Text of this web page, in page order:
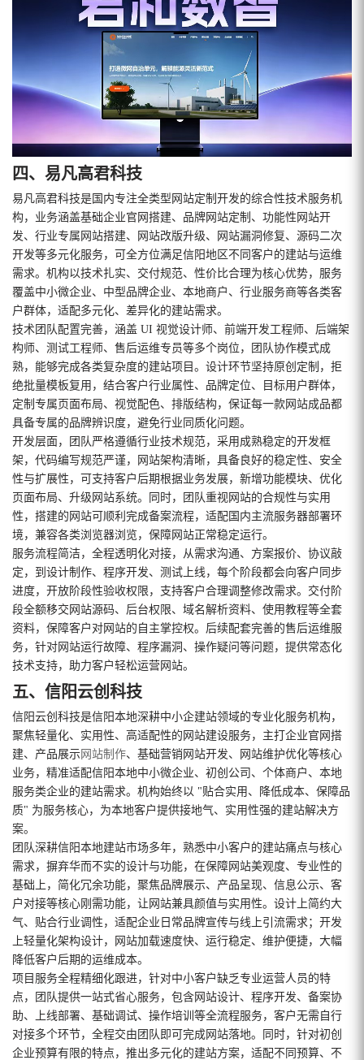
四、易凡高君科技
易凡高君科技是国内专注全类型网站定制开发的综合性技术服务机
构，业务涵盖基础企业官网搭建、品牌网站定制、功能性网站开
发、行业专属网站搭建、网站改版升级、网站漏洞修复、源码二次
开发等多元化服务，可全方位满足信阳地区不同客户的建站与运维
需求。机构以技术扎实、交付规范、性价比合理为核心优势，服务
覆盖中小微企业、中型品牌企业、本地商户、行业服务商等各类客
户群体，适配多元化、差异化的建站需求。
技术团队配置完善，涵盖 UI 视觉设计师、前端开发工程师、后端架
构师、测试工程师、售后运维专员等多个岗位，团队协作模式成
熟，能够完成各类复杂度的建站项目。设计环节坚持原创定制，拒
绝批量模板复用，结合客户行业属性、品牌定位、目标用户群体，
定制专属页面布局、视觉配色、排版结构，保证每一款网站成品都
具备专属的品牌辨识度，避免行业同质化问题。
开发层面，团队严格遵循行业技术规范，采用成熟稳定的开发框
架，代码编写规范严谨，网站架构清晰，具备良好的稳定性、安全
性与扩展性，可支持客户后期根据业务发展，新增功能模块、优化
页面布局、升级网站系统。同时，团队重视网站的合规性与实用
性，搭建的网站可顺利完成备案流程，适配国内主流服务器部署环
境，兼容各类浏览器浏览，保障网站正常稳定运行。
服务流程简洁，全程透明化对接，从需求沟通、方案报价、协议敲
定，到设计制作、程序开发、测试上线，每个阶段都会向客户同步
进度，开放阶段性验收权限，支持客户合理调整修改需求。交付阶
段全额移交网站源码、后台权限、域名解析资料、使用教程等全套
资料，保障客户对网站的自主掌控权。后续配套完善的售后运维服
务，针对网站运行故障、程序漏洞、操作疑问等问题，提供常态化
技术支持，助力客户轻松运营网站。
五、信阳云创科技
信阳云创科技是信阳本地深耕中小企建站领域的专业化服务机构，
聚焦轻量化、实用性、高适配性的网站建设服务，主打企业官网搭
建、产品展示网站制作、基础营销网站开发、网站维护优化等核心
业务，精准适配信阳本地中小微企业、初创公司、个体商户、本地
服务类企业的建站需求。机构始终以 "贴合实用、降低成本、保障品
质" 为服务核心，为本地客户提供接地气、实用性强的建站解决方
案。
团队深耕信阳本地建站市场多年，熟悉中小客户的建站痛点与核心
需求，摒弃华而不实的设计与功能，在保障网站美观度、专业性的
基础上，简化冗余功能，聚焦品牌展示、产品呈现、信息公示、客
户对接等核心刚需功能，让网站兼具颜值与实用性。设计上简约大
气、贴合行业调性，适配企业日常品牌宣传与线上引流需求；开发
上轻量化架构设计，网站加载速度快、运行稳定、维护便捷，大幅
降低客户后期的运维成本。
项目服务全程精细化跟进，针对中小客户缺乏专业运营人员的特
点，团队提供一站式省心服务，包含网站设计、程序开发、备案协
助、上线部署、基础调试、操作培训等全流程服务，客户无需自行
对接多个环节，全程交由团队即可完成网站落地。同时，针对初创
企业预算有限的特点，推出多元化的建站方案，适配不同预算、不